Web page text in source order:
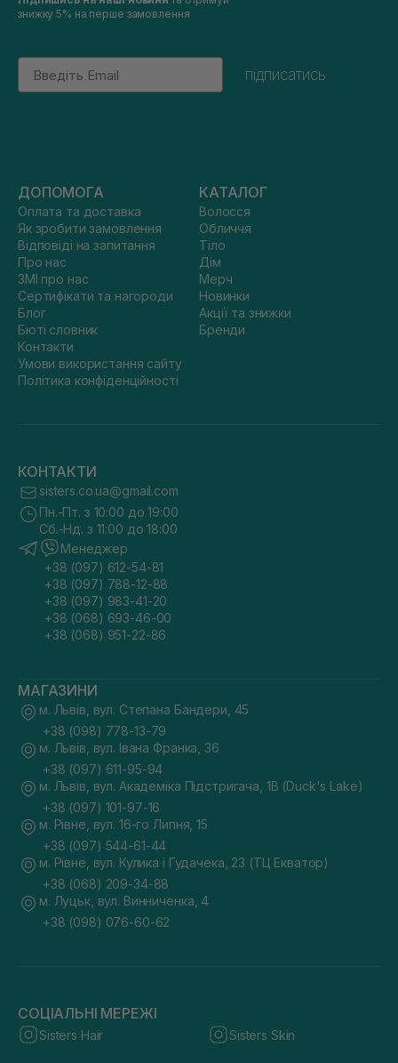
знижку 5% на перше замовлення
Email
підписатись
ДОПОМОГА
Оплата та доставка
Як зробити замовлення
Відповіді на запитання
Про нас
ЗМІ про нас
Сертифікати та нагороди
Блог
Бюті словник
Контакти
Умови використання сайту
Політика конфіденційності
КАТАЛОГ
Волосся
Обличчя
Тіло
Дім
Мерч
Новинки
Акції та знижки
Бренди
КОНТАКТИ
sisters.co.ua@gmail.com
Пн.-Пт. з 10:00 до 19:00
Сб.-Нд. з 11:00 до 18:00
Менеджер
+38 (097) 612-54-81
+38 (097) 788-12-88
+38 (097) 983-41-20
+38 (068) 693-46-00
+38 (068) 951-22-86
МАГАЗИНИ
м. Львів, вул. Степана Бандери, 45
+38 (098) 778-13-79
м. Львів, вул. Івана Франка, 36
+38 (097) 611-95-94
м. Львів, вул. Академіка Підстригача, 1В (Duck's Lake)
+38 (097) 101-97-16
м. Рівне, вул. 16-го Липня, 15
+38 (097) 544-61-44
м. Рівне, вул. Кулика і Гудачека, 23 (ТЦ Екватор)
+38 (068) 209-34-88
м. Луцьк, вул. Винниченка, 4
+38 (098) 076-60-62
СОЦІАЛЬНІ МЕРЕЖІ
Sisters Hair Sisters Skin